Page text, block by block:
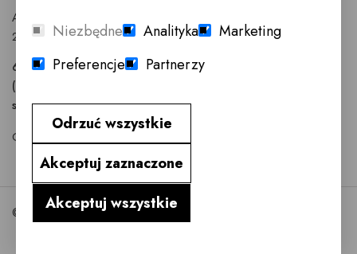
Anny Walentynowicz 26
20-328 Lublin
603 752 799
(81) 745-96-30
s.noszczyk@nelissen.pl
GODZINY OTWARCIA : Poniedziałek - Sobota 10.00 - 18.00
©2026 Nelissen.pl
Niezbędne Analityka
Marketing
Preferencje
Partnerzy
Odrzuć wszystkie
Akceptuj zaznaczone
Akceptuj wszystkie